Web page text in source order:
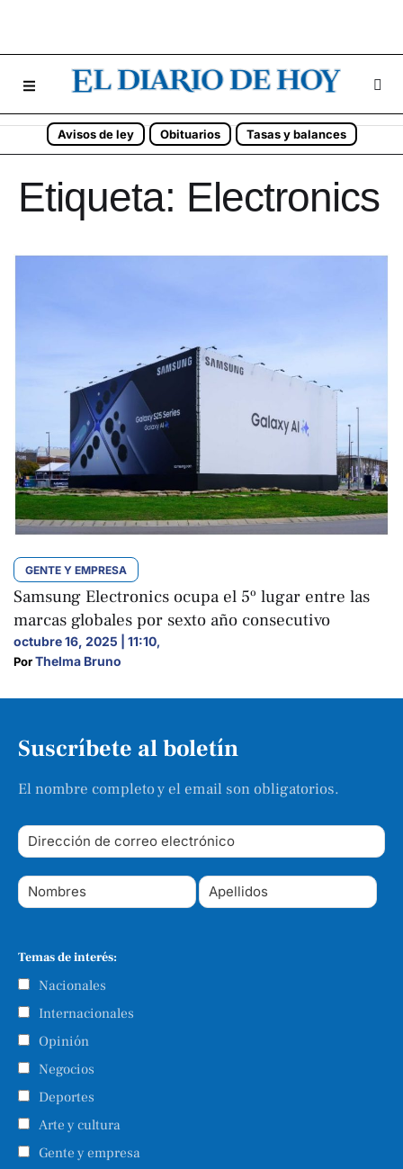
Avisos de ley Obituarios Tasas y balances
Etiqueta: Electronics
GENTE Y EMPRESA
Samsung Electronics ocupa el 5º lugar entre las
marcas globales por sexto año consecutivo
octubre 16, 2025 | 11:10,
Por Thelma Bruno
Suscríbete al boletín
El nombre completo y el email son obligatorios.
Temas de interés:
Nacionales
Internacionales
Opinión
Negocios
Deportes
Arte y cultura
Gente y empresa